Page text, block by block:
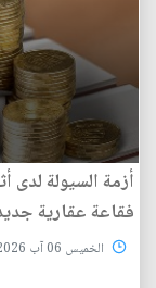
أزمة السيولة لدى
فقاعة عقارية
الخميس 06 آب 2026